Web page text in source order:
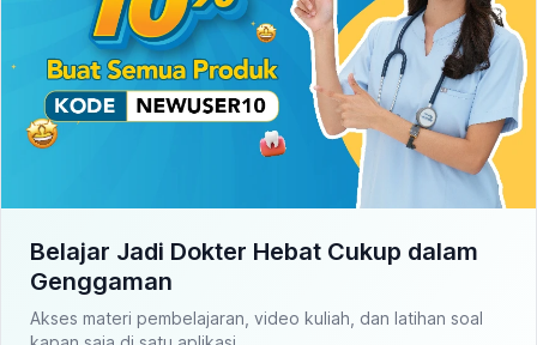
Belajar Jadi Dokter Hebat Cukup dalam
Genggaman
Akses materi pembelajaran, video kuliah, dan latihan soal